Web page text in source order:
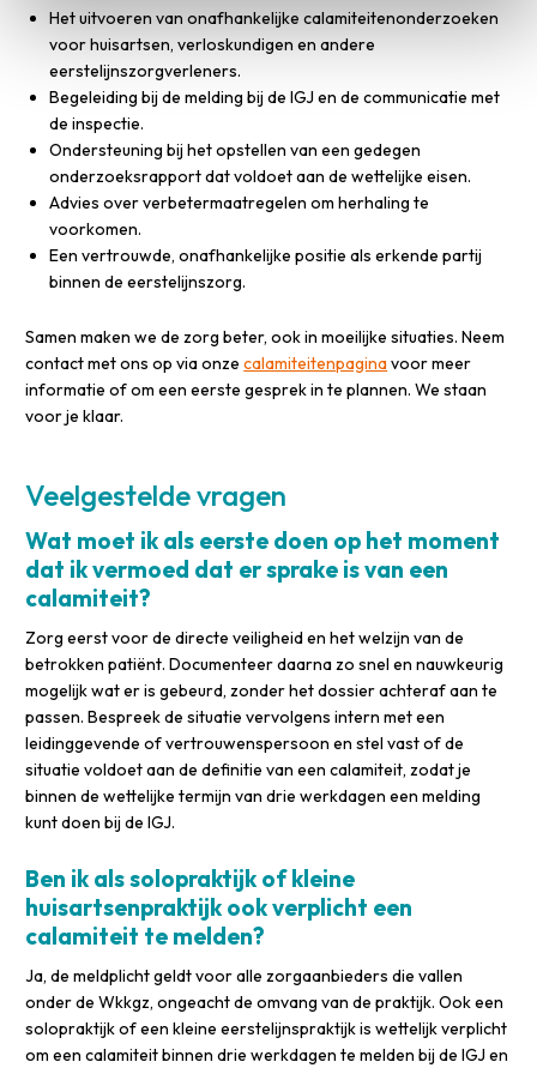
Het uitvoeren van onafhankelijke calamiteitenonderzoeken
voor huisartsen, verloskundigen en andere
eerstelijnszorgverleners.
Begeleiding bij de melding bij de IGJ en de communicatie met
de inspectie.
Ondersteuning bij het opstellen van een gedegen
onderzoeksrapport dat voldoet aan de wettelijke eisen.
Advies over verbetermaatregelen om herhaling te
voorkomen.
Een vertrouwde, onafhankelijke positie als erkende partij
binnen de eerstelijnszorg.
Samen maken we de zorg beter, ook in moeilijke situaties. Neem
contact met ons op via onzecalamiteitenpaginavoor meer
informatie of om een eerste gesprek in te plannen. We staan
voor je klaar.
Veelgestelde vragen
Wat moet ik als eerste doen op het moment
dat ik vermoed dat er sprake is van een
calamiteit?
Zorg eerst voor de directe veiligheid en het welzijn van de
betrokken patiënt. Documenteer daarna zo snel en nauwkeurig
mogelijk wat er is gebeurd, zonder het dossier achteraf aan te
passen. Bespreek de situatie vervolgens intern met een
leidinggevende of vertrouwenspersoon en stel vast of de
situatie voldoet aan de definitie van een calamiteit, zodat je
binnen de wettelijke termijn van drie werkdagen een melding
kunt doen bij de IGJ.
Ben ik als solopraktijk of kleine
huisartsenpraktijk ook verplicht een
calamiteit te melden?
Ja, de meldplicht geldt voor alle zorgaanbieders die vallen
onder de Wkkgz, ongeacht de omvang van de praktijk. Ook een
solopraktijk of een kleine eerstelijnspraktijk is wettelijk verplicht
om een calamiteit binnen drie werkdagen te melden bij de IGJ en